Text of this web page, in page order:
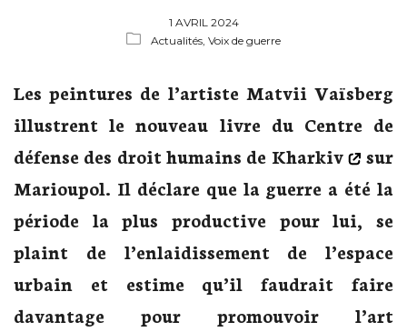
1 AVRIL 2024
Actualités, Voix de guerre
Les peintures de l’artiste Matvii Vaïsberg
illustrent le nouveau livre du Centre de
défense des droit humains de Kharkiv
sur
Marioupol. Il déclare que la guerre a été la
période la plus productive pour lui, se
plaint de l’enlaidissement de l’espace
urbain et estime qu’il faudrait faire
davantage pour promouvoir l’art